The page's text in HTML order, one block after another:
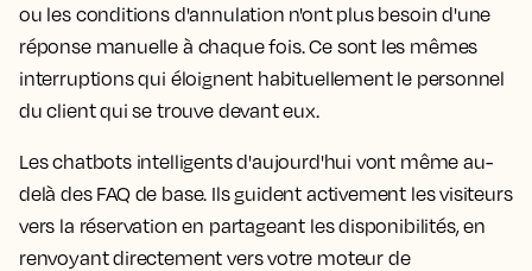
ou les conditions d'annulation n'ont plus besoin d'une
réponse manuelle à chaque fois. Ce sont les mêmes
interruptions qui éloignent habituellement le personnel
du client qui se trouve devant eux.
Les chatbots intelligents d'aujourd'hui vont même au-
delà des FAQ de base. Ils guident activement les visiteurs
vers la réservation en partageant les disponibilités, en
renvoyant directement vers votre moteur de